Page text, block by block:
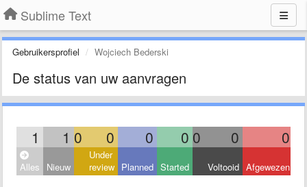
Sublime Text
Gebruikersprofiel Wojciech Bederski
De status van uw aanvragen
1 1 0 0 0 0 0 0 0
Alles Nieuw
Under
review Planned Started Voltooid Afgewezen